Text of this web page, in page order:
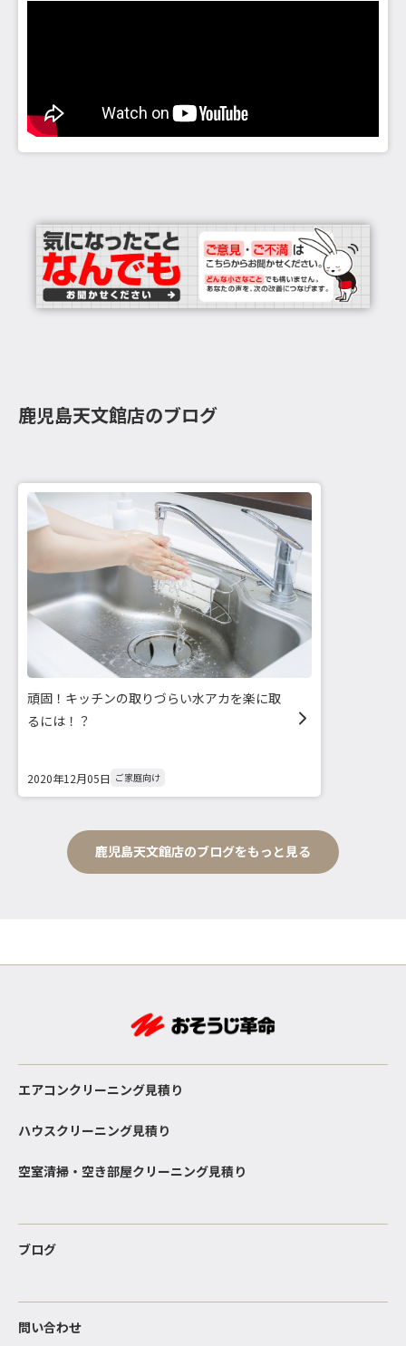
鹿児島天文館店のブログ
頑固！キッチンの取りづらい水アカを楽に取
るには！？
2020年12月05日 ご家庭向け
鹿児島天文館店のブログをもっと見る
エアコンクリーニング見積り
ハウスクリーニング見積り
空室清掃・空き部屋クリーニング見積り
ブログ
問い合わせ